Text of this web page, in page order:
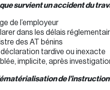
survient un accident du
de l’employeur
dans les délais
des AT bénins
tardive ou inexacte
implicite, après
de l’instruction